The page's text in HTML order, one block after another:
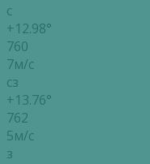
с
+12.98°
760
7м/с
сз
+13.76°
762
5м/с
з